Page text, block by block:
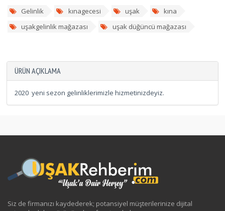
Gelinlik
kınagecesi uşak
kına
uşakgelinlik mağazası
uşak düğüncü mağazası
ÜRÜN AÇIKLAMA
2020 yeni sezon gelinliklerimizle hizmetinizdeyiz.
Siz de firmanızı kaydederek; potansiyel müşterilerinize dijital